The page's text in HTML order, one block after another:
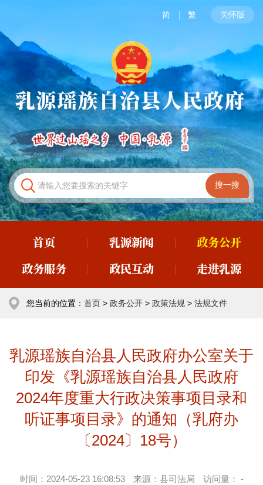
简 繁 关怀版
首页 乳源新闻
政务公开
政务服务
政民互动 走进乳源
您当前的位置： 首页 > 政务公开 > 政策法规 > 法规文件
乳源瑶族自治县人民政府办公室关于
印发《乳源瑶族自治县人民政府
2024年度重大行政决策事项目录和
听证事项目录》的通知（乳府办
〔2024〕18号）
时间： 2024-05-23 16:08:53 来源： 县司法局 访问量： -